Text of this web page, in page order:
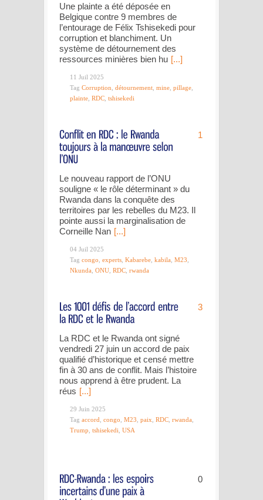
Une plainte a été déposée en
Belgique contre 9 membres de
l’entourage de Félix Tshisekedi pour
corruption et blanchiment. Un
système de détournement des
ressources minières bien hu [...]
11 Juil 2025
Tag Corruption, détournement, mine, pillage,
plainte, RDC, tshisekedi
1
Le nouveau rapport de l’ONU
souligne « le rôle déterminant » du
Rwanda dans la conquête des
territoires par les rebelles du M23. Il
pointe aussi la marginalisation de
Corneille Nan [...]
04 Juil 2025
Tag congo, experts, Kabarebe, kabila, M23,
Nkunda, ONU, RDC, rwanda
3
La RDC et le Rwanda ont signé
vendredi 27 juin un accord de paix
qualifié d’historique et censé mettre
fin à 30 ans de conflit. Mais l’histoire
nous apprend à être prudent. La
réus [...]
29 Juin 2025
Tag accord congo M23 paix RDC rwanda
Trump tshisekedi USA
0